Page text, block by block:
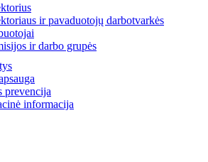
ir pavaduotojų darbotvarkės
ir darbo grupės
prevencija
informacija